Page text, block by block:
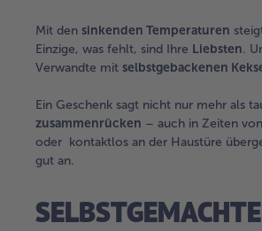
Mit den sinkenden Temperaturen
Einzige, was fehlt, sind Ihre Liebsten.
Verwandte mit selbstgebackenen
Ein Geschenk sagt nicht nur mehr als
zusammenrücken – auch in Zeiten von
oder kontaktlos an der Haustüre
gut an.